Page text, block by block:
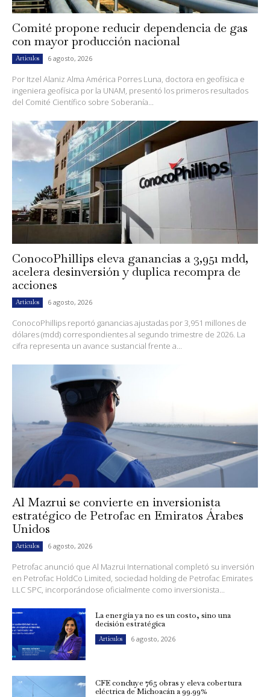
Comité propone reducir dependencia de gas
con mayor producción nacional
Artículos 6 agosto, 2026
Por Itzel Alaniz Alma América Porres Luna, doctora en geofísica e
ingeniera geofísica por la UNAM, presentó los primeros resultados
del Comité Científico sobre Soberanía...
ConocoPhillips eleva ganancias a 3,951 mdd,
acelera desinversión y duplica recompra de
acciones
Artículos 6 agosto, 2026
ConocoPhillips reportó ganancias ajustadas por 3,951 millones de
dólares (mdd) correspondientes al segundo trimestre de 2026. La
cifra representa un avance sustancial frente a...
Al Mazrui se convierte en inversionista
estratégico de Petrofac en Emiratos Árabes
Unidos
Artículos 6 agosto, 2026
Petrofac anunció que Al Mazrui International completó su inversión
en Petrofac HoldCo Limited, sociedad holding de Petrofac Emirates
LLC SPC, incorporándose oficialmente como inversionista...
La energía ya no es un costo, sino una
decisión estratégica
Artículos 6 agosto, 2026
CFE concluye 765 obras y eleva cobertura
eléctrica de Michoacán a 99.99%